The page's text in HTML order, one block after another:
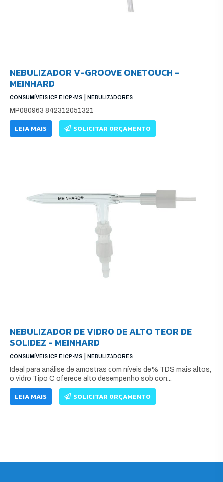
NEBULIZADOR V-GROOVE ONETOUCH -
MEINHARD
CONSUMÍVEIS ICP E ICP-MS NEBULIZADORES
MP080963 842312051321
LEIA MAIS SOLICITAR ORÇAMENTO
NEBULIZADOR DE VIDRO DE ALTO TEOR DE
SOLIDEZ - MEINHARD
CONSUMÍVEIS ICP E ICP-MS NEBULIZADORES
Ideal para análise de amostras com níveis de% TDS mais altos,
o vidro Tipo C oferece alto desempenho sob con...
LEIA MAIS SOLICITAR ORÇAMENTO